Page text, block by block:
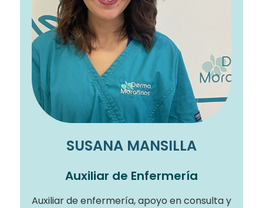
SUSANA MANSILLA
Auxiliar de Enfermería
Auxiliar de enfermería, apoyo en consulta y